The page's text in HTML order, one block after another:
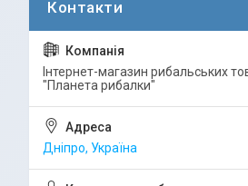
Інтернет-магазин рибальських
"Планета рибалки"
Дніпро, Україна